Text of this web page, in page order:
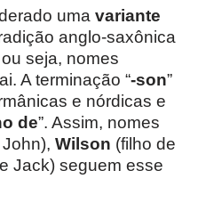
uma variante
anglo-saxônica
seja, nomes
A terminação “-son”
e nórdicas e
de”. Assim, nomes
Wilson (filho de
Jack) seguem esse